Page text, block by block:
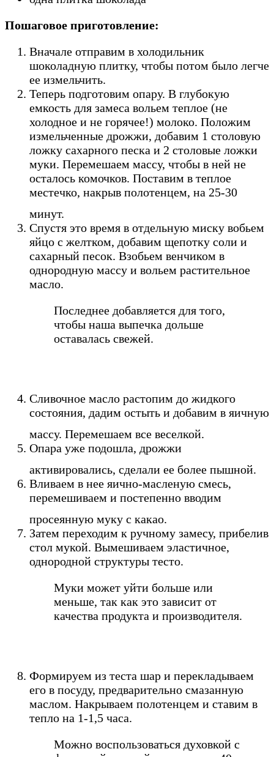
Пошаговое приготовление:
Вначале отправим в холодильник
шоколадную плитку, чтобы потом было легче
ее измельчить.
Теперь подготовим опару. В глубокую
емкость для замеса вольем теплое (не
холодное и не горячее!) молоко. Положим
измельченные дрожжи, добавим 1 столовую
ложку сахарного песка и 2 столовые ложки
муки. Перемешаем массу, чтобы в ней не
осталось комочков. Поставим в теплое
местечко, накрыв полотенцем, на 25-30
минут.
Спустя это время в отдельную миску вобьем
яйцо с желтком, добавим щепотку соли и
сахарный песок. Взобьем венчиком в
однородную массу и вольем растительное
масло.
Последнее добавляется для того,
чтобы наша выпечка дольше
оставалась свежей.
Сливочное масло растопим до жидкого
состояния, дадим остыть и добавим в яичную
массу. Перемешаем все веселкой.
Опара уже подошла, дрожжи
активировались, сделали ее более пышной.
Вливаем в нее яично-масленую смесь,
перемешиваем и постепенно вводим
просеянную муку с какао.
Затем переходим к ручному замесу, прибелив
стол мукой. Вымешиваем эластичное,
однородной структуры тесто.
Муки может уйти больше или
меньше, так как это зависит от
качества продукта и производителя.
Формируем из теста шар и перекладываем
его в посуду, предварительно смазанную
маслом. Накрываем полотенцем и ставим в
тепло на 1-1,5 часа.
Можно воспользоваться духовкой с